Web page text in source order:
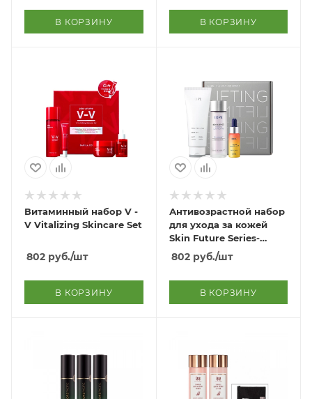
Action Special Set +
Free Shopping Bag
В КОРЗИНУ В КОРЗИНУ
Витаминный набор V -
V Vitalizing Skincare Set
802 руб./шт
В КОРЗИНУ
Антивозрастной набор
для ухода за кожей
Skin Future Series-
Lifting Set
802руб./шт
В КОРЗИНУ